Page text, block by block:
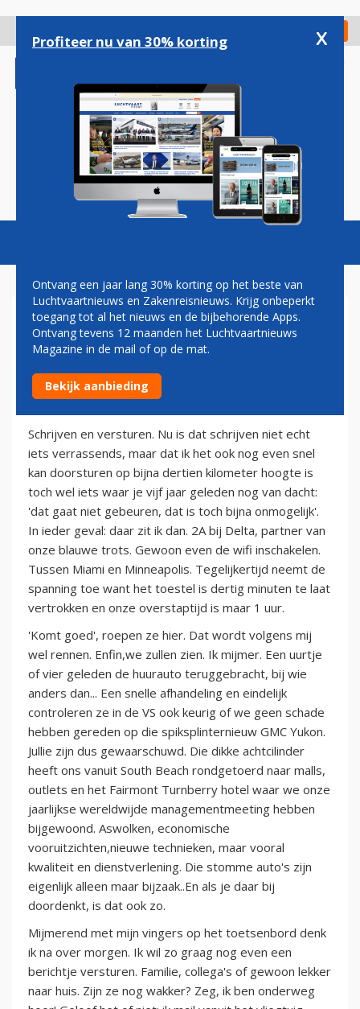
gaan
Check in
Magazine Podcasts Vacatures
HENK VAN DEN HELDER:
SCHRIJF EN (VER)STUUR
17 juni 2010
Schrijven en versturen. Nu is dat schrijven niet echt
iets verrassends, maar dat ik het ook nog even snel
kan doorsturen op bijna dertien kilometer hoogte is
toch wel iets waar je vijf jaar geleden nog van dacht:
'dat gaat niet gebeuren, dat is toch bijna onmogelijk'.
In ieder geval: daar zit ik dan. 2A bij Delta, partner van
onze blauwe trots. Gewoon even de wifi inschakelen.
Tussen Miami en Minneapolis. Tegelijkertijd neemt de
spanning toe want het toestel is dertig minuten te laat
vertrokken en onze overstaptijd is maar 1 uur.
'Komt goed', roepen ze hier. Dat wordt volgens mij
wel rennen. Enfin,we zullen zien. Ik mijmer. Een uurtje
of vier geleden de huurauto teruggebracht, bij wie
anders dan... Een snelle afhandeling en eindelijk
controleren ze in de VS ook keurig of we geen schade
hebben gereden op die spiksplinternieuw GMC Yukon.
Jullie zijn dus gewaarschuwd. Die dikke achtcilinder
heeft ons vanuit South Beach rondgetoerd naar malls,
outlets en het Fairmont Turnberry hotel waar we onze
jaarlijkse wereldwijde managementmeeting hebben
bijgewoond. Aswolken, economische
vooruitzichten,nieuwe technieken, maar vooral
kwaliteit en dienstverlening. Die stomme auto's zijn
eigenlijk alleen maar bijzaak..En als je daar bij
doordenkt, is dat ook zo.
Mijmerend met mijn vingers op het toetsenbord denk
ik na over morgen. Ik wil zo graag nog even een
berichtje versturen. Familie, collega's of gewoon lekker
naar huis. Zijn ze nog wakker? Zeg, ik ben onderweg
Profiteer nu van 30% korting x
Ontvang een jaar lang 30% korting op het beste van
Luchtvaartnieuws en Zakenreisnieuws. Krijg onbeperkt
toegang tot al het nieuws en de bijbehorende Apps.
Ontvang tevens 12 maanden het Luchtvaartnieuws
Magazine in de mail of op de mat.
Bekijk aanbieding